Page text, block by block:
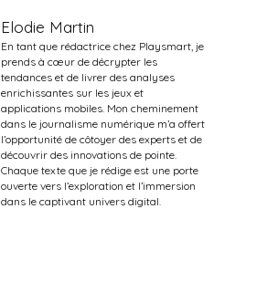
Elodie Martin
En tant que rédactrice chez Playsmart, je
prends à cœur de décrypter les
tendances et de livrer des analyses
enrichissantes sur les jeux et
applications mobiles. Mon cheminement
dans le journalisme numérique m’a offert
l’opportunité de côtoyer des experts et de
découvrir des innovations de pointe.
Chaque texte que je rédige est une porte
ouverte vers l’exploration et l’immersion
dans le captivant univers digital.